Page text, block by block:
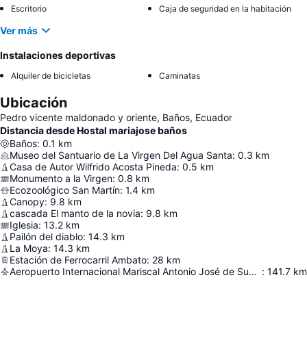
Escritorio
Caja de seguridad en la habitación
Ver más
Instalaciones deportivas
Alquiler de bicicletas Caminatas
Ubicación
Pedro vicente maldonado y oriente, Baños, Ecuador
Distancia desde Hostal mariajose baños
Baños: 0.1 km
Museo del Santuario de La Virgen Del Agua Santa: 0.3 km
Casa de Autor Wilfrido Acosta Pineda: 0.5 km
Monumento a la Virgen: 0.8 km
Ecozoológico San Martín: 1.4 km
Canopy: 9.8 km
cascada El manto de la novia: 9.8 km
Iglesia: 13.2 km
Pailón del diablo: 14.3 km
La Moya: 14.3 km
Estación de Ferrocarril Ambato: 28 km
Aeropuerto Internacional Mariscal Antonio José de Sucre : 141.7 km